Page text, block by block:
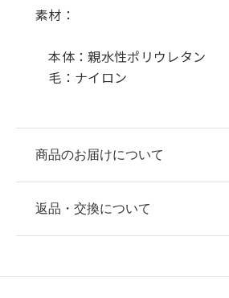
素材：
本体：親水性ポリウレタン
毛：ナイロン
商品のお届けについて
返品・交換について